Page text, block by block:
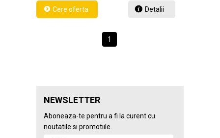
Detalii
1
NEWSLETTER
Aboneaza-te pentru a fi la curent cu
noutatile si promotiile.